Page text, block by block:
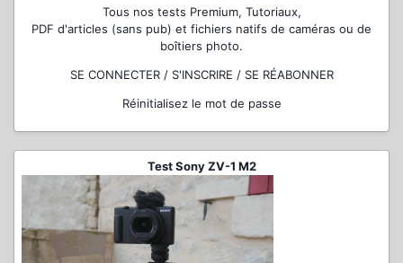
Tous nos tests Premium, Tutoriaux,
PDF d'articles (sans pub) et fichiers natifs de caméras ou de
boîtiers photo.
SE CONNECTER / S'INSCRIRE / SE RÉABONNER
Réinitialisez le mot de passe
Test Sony ZV-1 M2